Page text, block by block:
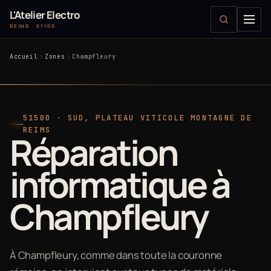
L'Atelier Electro
REIMS · 51100
Accueil Zones Champfleury
51500 · SUD, PLATEAU VITICOLE MONTAGNE DE
REIMS
Réparation
informatique à
Champfleury
À Champfleury, comme dans toute la couronne